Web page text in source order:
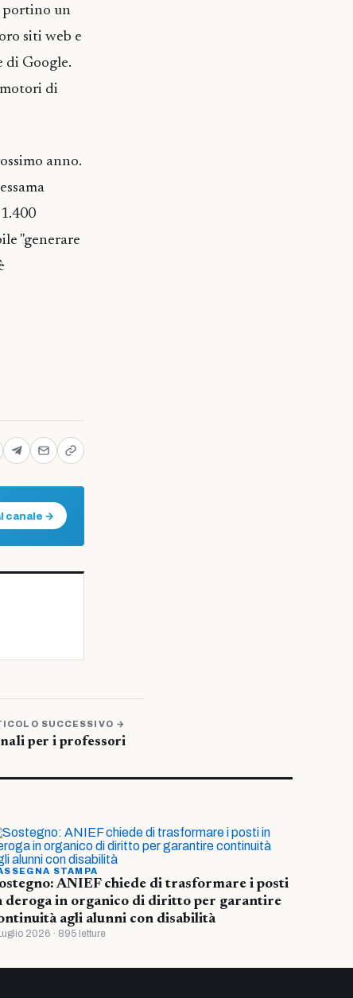
portino un
siti web e
di Google.
di
anno.
"generare
canale →
SUCCESSIVO →
per i professori
STAMPA
ANIEF chiede di trasformare i posti
deroga in organico di diritto per garantire
agli alunni con disabilità
2026 · 895 letture